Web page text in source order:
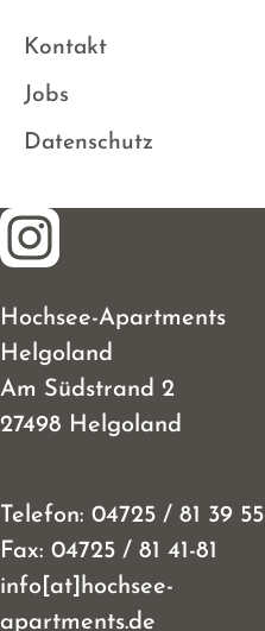
Kontakt
Jobs
Datenschutz
Hochsee-Apartments
Helgoland
Am Südstrand 2
27498 Helgoland
Telefon: 04725 / 81 39 55
Fax: 04725 / 81 41-81
info[at]hochsee-
apartments.de